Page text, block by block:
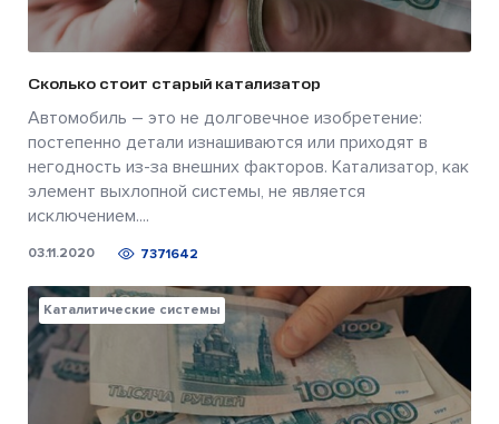
Сколько стоит старый катализатор
Автомобиль – это не долговечное изобретение:
постепенно детали изнашиваются или приходят в
негодность из-за внешних факторов. Катализатор, как
элемент выхлопной системы, не является
исключением....
03.11.2020 7371642
Каталитические системы